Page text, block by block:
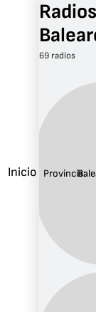
Inicio
69 radios
Provincia: